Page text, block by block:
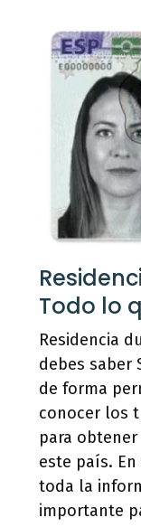
Todo lo
Residencia
debes saber
de forma
conocer los
para
este país.
toda la
importante